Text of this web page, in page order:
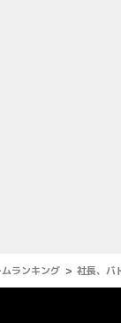
ランキング 社長、バ